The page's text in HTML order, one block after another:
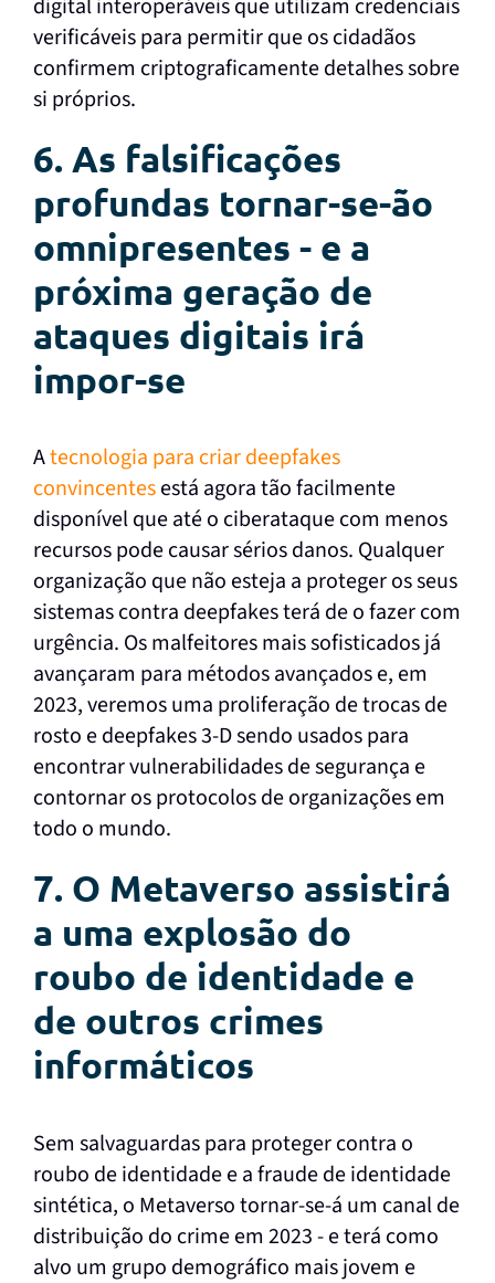
digital interoperáveis que utilizam credenciais
verificáveis para permitir que os cidadãos
confirmem criptograficamente detalhes sobre
si próprios.
6. As falsificações
profundas tornar-se-ão
omnipresentes - e a
próxima geração de
ataques digitais irá
impor-se
Atecnologia para criar deepfakes
convincentesestá agora tão facilmente
disponível que até o ciberataque com menos
recursos pode causar sérios danos. Qualquer
organização que não esteja a proteger os seus
sistemas contra deepfakes terá de o fazer com
urgência. Os malfeitores mais sofisticados já
avançaram para métodos avançados e, em
2023, veremos uma proliferação de trocas de
rosto e deepfakes 3-D sendo usados para
encontrar vulnerabilidades de segurança e
contornar os protocolos de organizações em
todo o mundo.
7. O Metaverso assistirá
a uma explosão do
roubo de identidade e
de outros crimes
informáticos
Sem salvaguardas para proteger contra o
roubo de identidade e a fraude de identidade
sintética, o Metaverso tornar-se-á um canal de
distribuição do crime em 2023 - e terá como
alvo um grupo demográfico mais jovem e